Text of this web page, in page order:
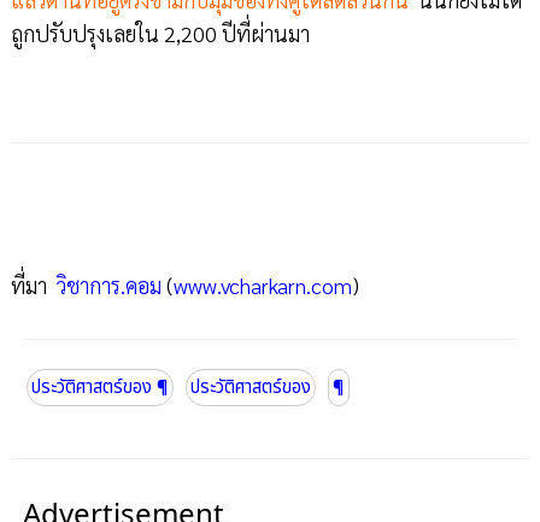
ถูกปรับปรุงเลยใน 2,200 ปีที่ผ่านมา
ที่มา วิชาการ.คอม (www.vcharkarn.com)
ประวัติศาสตร์ของ ¶ ประวัติศาสตร์ของ ¶
Advertisement